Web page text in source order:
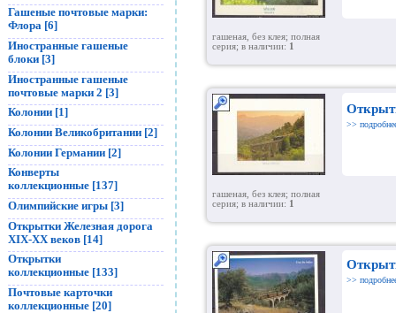
Гашеные почтовые марки:
Флора [6]
Иностранные гашеные
блоки [3]
Иностранные гашеные
почтовые марки 2 [3]
Колонии [1]
Колонии Великобритании [2]
Колонии Германии [2]
Конверты
коллекционные [137]
Олимпийские игры [3]
Открытки Железная дорога
XIX-XX веков [14]
Открытки
коллекционные [133]
Почтовые карточки
коллекционные [20]
гашеная, без клея; полная
серия; в наличии: 1
>>
гашеная, без клея; полная
серия; в наличии: 1
>>